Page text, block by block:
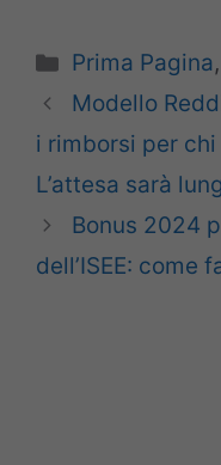
Categorie
Prima Pagina,
Modello
i rimborsi per
L’attesa sarà
Bonus 2024
dell’ISEE: come